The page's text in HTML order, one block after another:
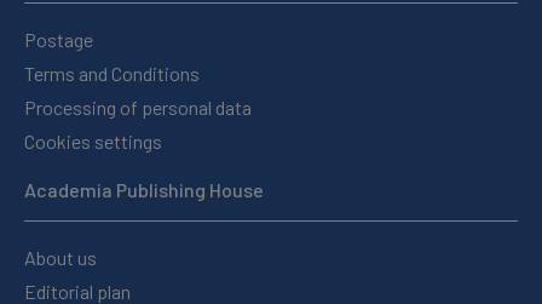
Postage
Terms and Conditions
Processing of personal data
Cookies settings
Academia Publishing House
About us
Editorial plan